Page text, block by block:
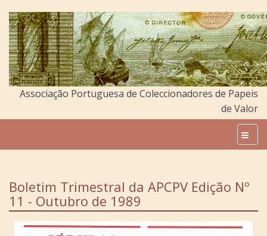
Associação Portuguesa de Coleccionadores de Papeis
de Valor
Boletim Trimestral da APCPV Edição Nº
11 - Outubro de 1989